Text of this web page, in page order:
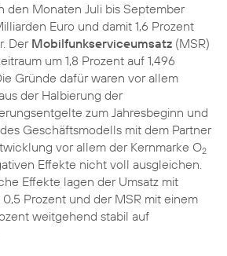
den Monaten Juli bis September
Euro und damit 1,6 Prozent
Der Mobilfunkserviceumsatz (MSR)
um 1,8 Prozent auf 1,496
Gründe dafür waren vor allem
der Halbierung der
zum Jahresbeginn und
Geschäftsmodells mit dem Partner
vor allem der Kernmarke O2
Effekte nicht voll ausgleichen.
Effekte lagen der Umsatz mit
Prozent und der MSR mit einem
weitgehend stabil auf